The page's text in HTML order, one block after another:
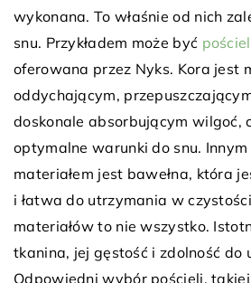
wykonana. To właśnie od nich
snu. Przykładem może być
oferowana przez Nyks. Kora jest
oddychającym,
doskonale absorbującym wilgoć,
optymalne warunki do snu.
materiałem jest bawełna, która
i łatwa do utrzymania w
materiałów to nie wszystko.
tkanina, jej gęstość i zdolność do
Odpowiedni wybór pościeli,